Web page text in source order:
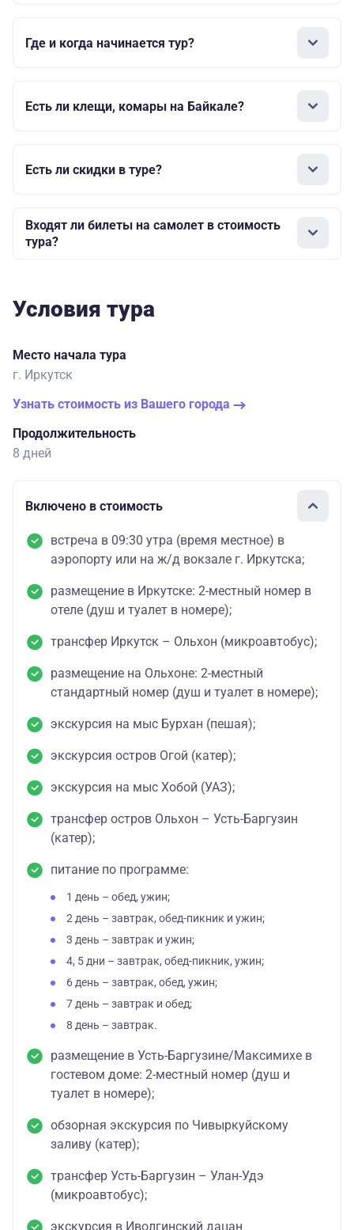
Где и когда начинается тур?
Есть ли клещи, комары на Байкале?
Есть ли скидки в туре?
Входят ли билеты на самолет в стоимость
тура?
Условия тура
Место начала тура
г. Иркутск
Узнать стоимость из Вашего города
Продолжительность
8 дней
Включено в стоимость
встреча в 09:30 утра (время местное) в
аэропорту или на ж/д вокзале г. Иркутска;
размещение в Иркутске: 2-местный номер в
отеле (душ и туалет в номере);
трансфер Иркутск – Ольхон (микроавтобус);
размещение на Ольхоне: 2-местный
стандартный номер (душ и туалет в номере);
экскурсия на мыс Бурхан (пешая);
экскурсия остров Огой (катер);
экскурсия на мыс Хобой (УАЗ);
трансфер остров Ольхон – Усть-Баргузин
(катер);
питание по программе:
1 день – обед, ужин;
2 день – завтрак, обед-пикник и ужин;
3 день – завтрак и ужин;
4, 5 дни – завтрак, обед-пикник, ужин;
6 день – завтрак, обед, ужин;
7 день – завтрак и обед;
8 день – завтрак.
размещение в Усть-Баргузине/Максимихе в
гостевом доме: 2-местный номер (душ и
туалет в номере);
обзорная экскурсия по Чивыркуйскому
заливу (катер);
трансфер Усть-Баргузин – Улан-Удэ
(микроавтобус);
экскурсия в Иволгинский дацан